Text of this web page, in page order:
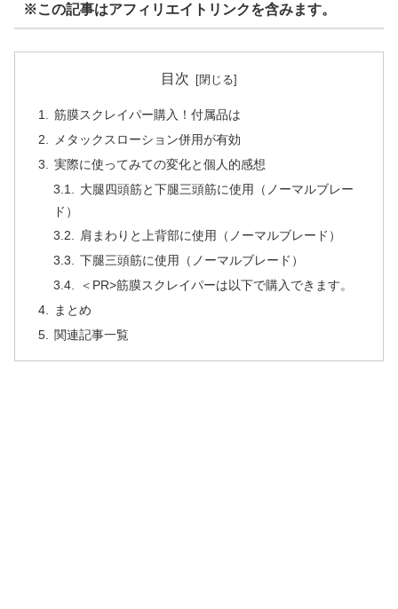
※この記事はアフィリエイトリンクを含みます。
目次
筋膜スクレイパー購入！付属品は
メタックスローション併用が有効
実際に使ってみての変化と個人的感想
大腿四頭筋と下腿三頭筋に使用（ノーマルブレー
ド）
肩まわりと上背部に使用（ノーマルブレード）
下腿三頭筋に使用（ノーマルブレード）
＜PR>筋膜スクレイパーは以下で購入できます。
まとめ
関連記事一覧